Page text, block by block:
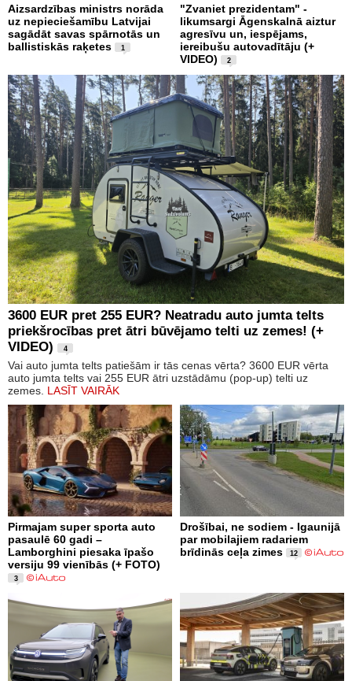
Aizsardzības ministrs norāda
uz nepieciešamību Latvijai
sagādāt savas spārnotās un
ballistiskās raķetes
1
"Zvaniet prezidentam" -
likumsargi Āgenskalnā aiztur
agresīvu un, iespējams,
iereibušu autovadītāju (+
VIDEO)
2
3600 EUR pret 255 EUR? Neatradu auto jumta telts
priekšrocības pret ātri būvējamo telti uz zemes! (+
VIDEO)
4
Vai auto jumta telts patiešām ir tās cenas vērta? 3600 EUR vērta
auto jumta telts vai 255 EUR ātri uzstādāmu (pop-up) telti uz
zemes. LASĪT VAIRĀK
Pirmajam super sporta auto
pasaulē 60 gadi –
Lamborghini piesaka īpašo
versiju 99 vienībās (+ FOTO)
3
Drošībai, ne sodiem - Igaunijā
par mobilajiem radariem
brīdinās ceļa zimes
12